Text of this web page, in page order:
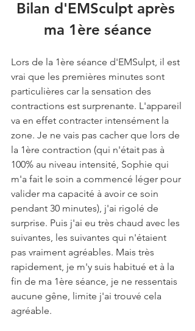
Bilan d'EMSculpt après
ma 1ère séance
Lors de la 1ère séance d'EMSulpt, il est
vrai que les premières minutes sont
particulières car la sensation des
contractions est surprenante. L'appareil
va en effet contracter intensément la
zone. Je ne vais pas cacher que lors de
la 1ère contraction (qui n'était pas à
100% au niveau intensité, Sophie qui
m'a fait le soin a commencé léger pour
valider ma capacité à avoir ce soin
pendant 30 minutes), j'ai rigolé de
surprise. Puis j'ai eu très chaud avec les
suivantes, les suivantes qui n'étaient
pas vraiment agréables. Mais très
rapidement, je m'y suis habitué et à la
fin de ma 1ère séance, je ne ressentais
aucune gêne, limite j'ai trouvé cela
agréable.